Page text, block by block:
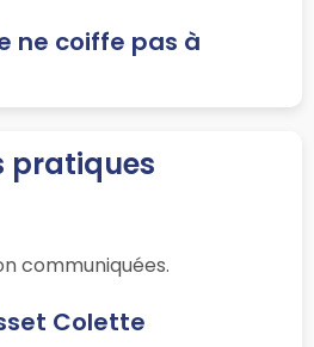
ne coiffe pas à
pratiques
communiquées.
Colette